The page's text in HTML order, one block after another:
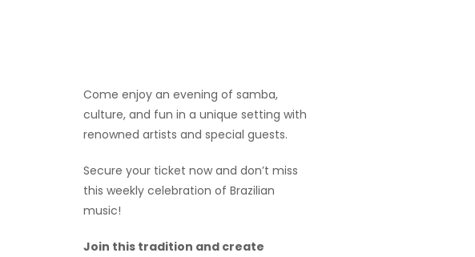
Come enjoy an evening of samba,
culture, and fun in a unique setting with
renowned artists and special guests.
Secure your ticket now and don’t miss
this weekly celebration of Brazilian
music!
Join this tradition and create